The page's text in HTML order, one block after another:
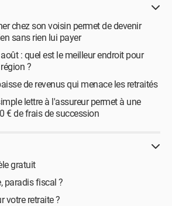
chez son voisin permet de devenir
sans rien lui payer
: quel est le meilleur endroit pour
?
de revenus qui menace les retraités
lettre à l'assureur permet à une
€ de frais de succession
gratuit
paradis fiscal ?
votre retraite ?